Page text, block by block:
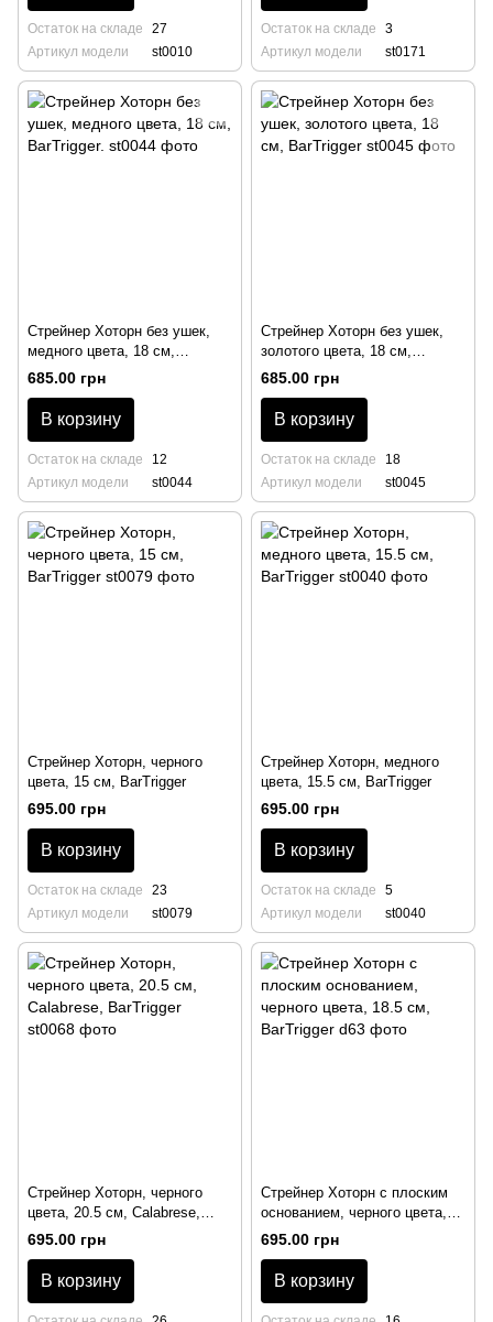
Остаток на складе
27
Артикул модели
st0010
Остаток на складе
3
Артикул модели
st0171
Стрейнер Хоторн без ушек,
медного цвета, 18 см,
BarTrigger.
685.00 грн
В корзину
Остаток на складе
12
Артикул модели
st0044
Стрейнер Хоторн без ушек,
золотого цвета, 18 см,
BarTrigger
685.00 грн
В корзину
Остаток на складе
18
Артикул модели
st0045
Стрейнер Хоторн, черного
цвета, 15 см, BarTrigger
695.00 грн
В корзину
Остаток на складе
23
Артикул модели
st0079
Стрейнер Хоторн, медного
цвета, 15.5 см, BarTrigger
695.00 грн
В корзину
Остаток на складе
5
Артикул модели
st0040
Стрейнер Хоторн, черного
цвета, 20.5 см, Calabrese,
BarTrigger
695.00 грн
В корзину
Стрейнер Хоторн с плоским
основанием, черного цвета,
18.5 см, BarTrigger
695.00 грн
В корзину